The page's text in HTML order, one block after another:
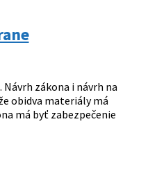
zákona i návrh na
obidva materiály má
má byť zabezpečenie